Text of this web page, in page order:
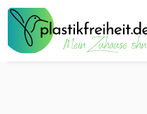
Zum
Inhalt
springen